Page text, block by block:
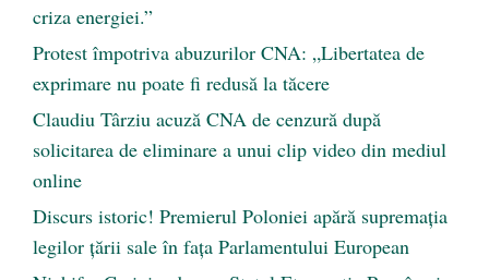
criza energiei.”
Protest împotriva abuzurilor CNA: „Libertatea de
exprimare nu poate fi redusă la tăcere
Claudiu Târziu acuză CNA de cenzură după
solicitarea de eliminare a unui clip video din mediul
online
Discurs istoric! Premierul Poloniei apără supremația
legilor țării sale în fața Parlamentului European